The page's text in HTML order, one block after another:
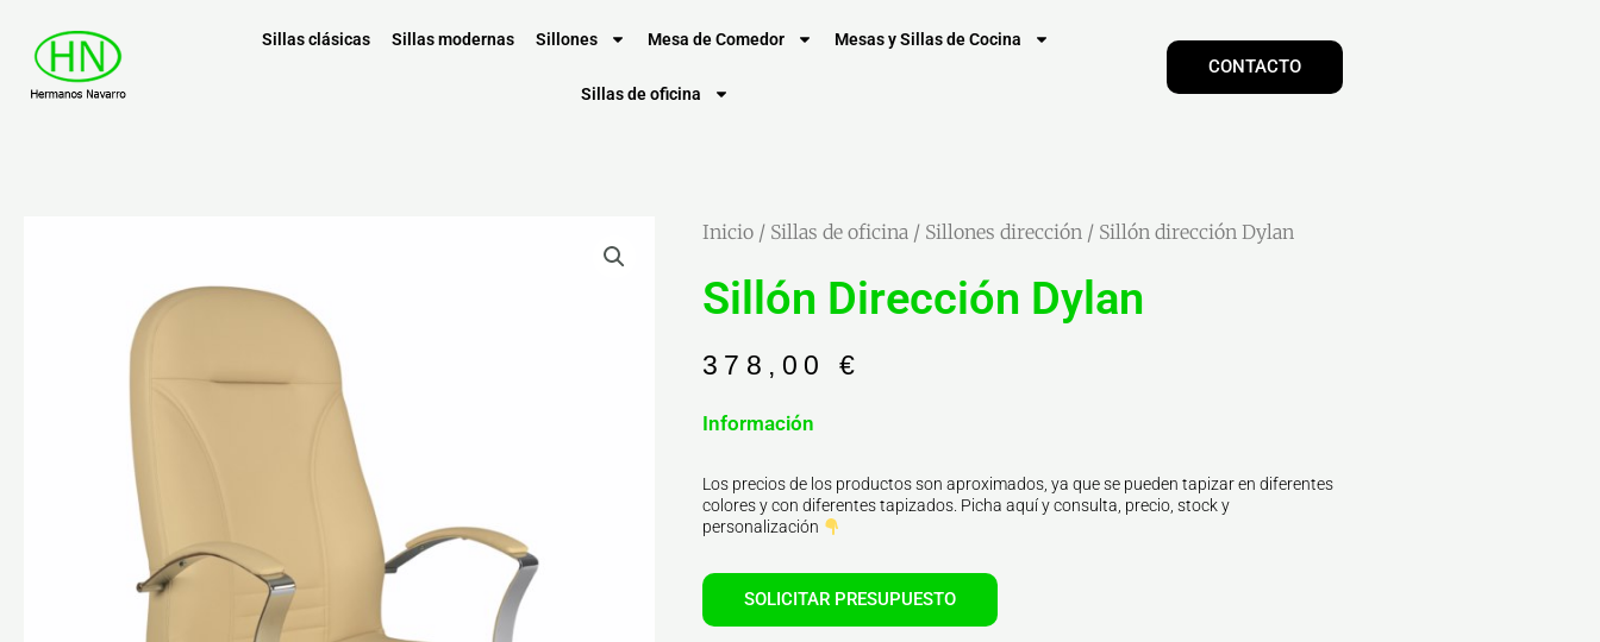
Sillas clásicas Sillas modernas Sillones Mesa de Comedor Mesas y Sillas de Cocina
Sillas de oficina
CONTACTO
Inicio / Sillas de oficina / Sillones dirección / Sillón dirección Dylan
Sillón Dirección Dylan
378,00 €
Información
Los precios de los productos son aproximados, ya que se pueden tapizar en diferentes
colores y con diferentes tapizados. Picha aquí y consulta, precio, stock y
personalización
SOLICITAR PRESUPUESTO